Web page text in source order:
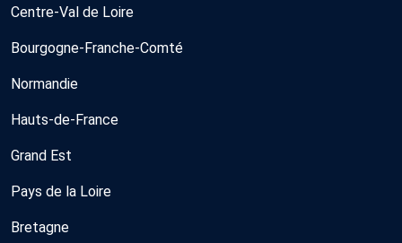
Centre-Val de Loire
Bourgogne-Franche-Comté
Normandie
Hauts-de-France
Grand Est
Pays de la Loire
Bretagne